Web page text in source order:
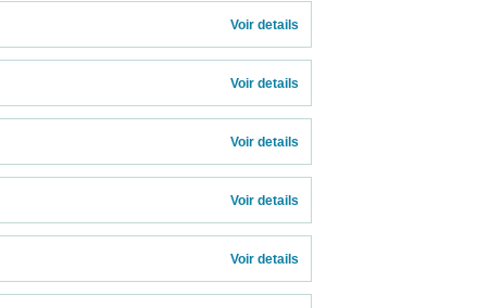
Voir details
Voir details
Voir details
Voir details
Voir details